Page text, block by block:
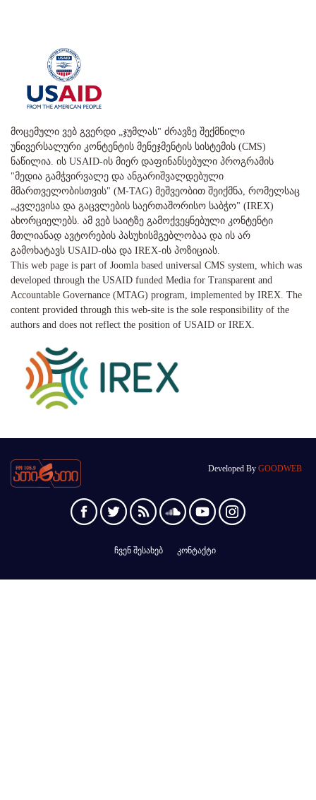
მოცემული ვებ გვერდი „ჯუმლას" ძრავზე შექმნილი
უნივერსალური კონტენტის მენეჯმენტის სისტემის (CMS)
ნაწილია. ის USAID-ის მიერ დაფინანსებული პროგრამის
"მედია გამჭვირვალე და ანგარიშვალდებული
მმართველობისთვის" (M-TAG) მეშვეობით შეიქმნა, რომელსაც
„კვლევისა და გაცვლების საერთაშორისო საბჭო" (IREX)
ახორციელებს. ამ ვებ საიტზე გამოქვეყნებული კონტენტი
მთლიანად ავტორების პასუხისმგებლობაა და ის არ
გამოხატავს USAID-ისა და IREX-ის პოზიციას.
This web page is part of Joomla based universal CMS system, which was
developed through the USAID funded Media for Transparent and
Accountable Governance (MTAG) program, implemented by IREX. The
content provided through this web-site is the sole responsibility of the
authors and does not reflect the position of USAID or IREX.
Developed By GOODWEB
ჩვენ შესახებ კონტაქტი